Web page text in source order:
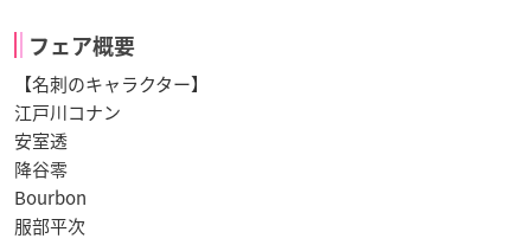
フェア概要
【名刺のキャラクター】
江戸川コナン
安室透
降谷零
Bourbon
服部平次